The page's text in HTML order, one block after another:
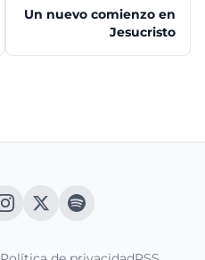
Un nuevo comienzo en
Jesucristo